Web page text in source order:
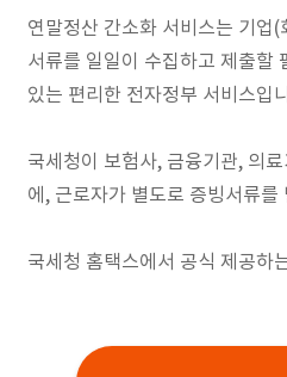
연말정산 간소화 서비스는 기업
서류를 일일이 수집하고 제출할
있는 편리한 전자정부 서비스입
국세청이 보험사, 금융기관, 의
에, 근로자가 별도로 증빙서류
국세청 홈택스에서 공식 제공하